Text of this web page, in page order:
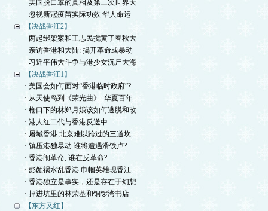
· 美国脱口罩的真相及第三次世界大
· 忽视新冠疫苗实际功效 华人命运
【决战香江2】
· 两起绑架案和王志民搅黄了春秋大
· 亲访香港和大陆: 揭开革命或暴动
· 习近平伟大斗争与港少女沉尸大海
【决战香江1】
· 美国会如何面对“香港临时政府”?
· 从天使岛到《荣光曲》: 华夏百年
· 枪口下的林郑月娥该如何逃脱和改
· 港人红二代与香港反送中
· 屠城香港 北京难以跨过的三道坎
· 镇压港独暴动 谁将遭遇滑铁卢?
· 香港闹革命, 谁在反革命?
· 彭颜祸水乱香港 巾帼英雄现香江
· 香港独立是事实，还是存在于幻想
· 掉进坑里的林荣基和铜锣湾书店
【东方又红】